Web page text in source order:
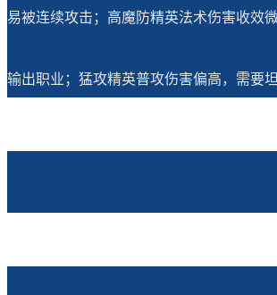
易被连续攻击；高魔防精英法术伤害收效
输出职业；猛攻精英普攻伤害偏高，需要